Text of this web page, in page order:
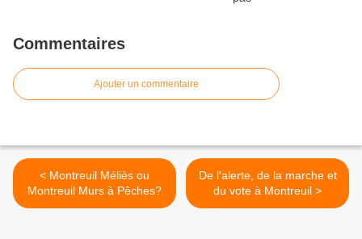
Commentaires
Ajouter un commentaire
< Montreuil Méliès ou
Montreuil Murs à Pêches?
De l'alerte, de la marche et
du vote à Montreuil >